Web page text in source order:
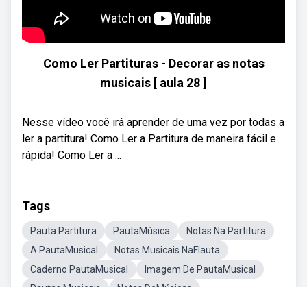
Como Ler Partituras - Decorar as notas
musicais [ aula 28 ]
Nesse vídeo você irá aprender de uma vez por todas a
ler a partitura! Como Ler a Partitura de maneira fácil e
rápida! Como Ler a ...
Tags
Pauta Partitura PautaMúsica
Notas Na Partitura
A PautaMusical
Notas Musicais NaFlauta
Caderno PautaMusical
Imagem De PautaMusical